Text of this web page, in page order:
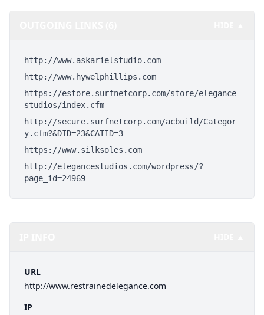
http://www.askarielstudio.com
http://www.hywelphillips.com
https://estore.surfnetcorp.com/store/elegance
studios/index.cfm
http://secure.surfnetcorp.com/acbuild/Categor
y.cfm?&DID=23&CATID=3
https://www.silksoles.com
http://elegancestudios.com/wordpress/?
page_id=24969
URL
http://www.restrainedelegance.com
IP